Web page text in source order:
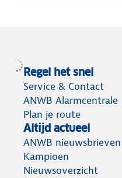
Regel het snel
Service & Contact
ANWB Alarmcentrale
Plan je route
Altijd actueel
ANWB nieuwsbrieven
Kampioen
Nieuwsoverzicht